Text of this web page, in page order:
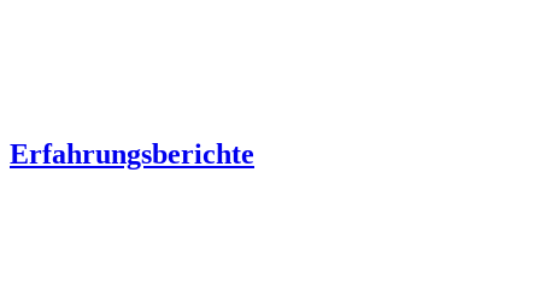
Erfahrungsberichte